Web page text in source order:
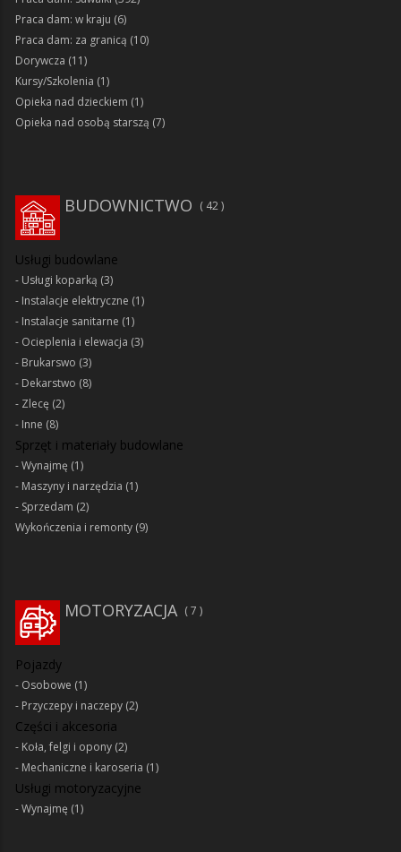
Praca dam: w kraju (6)
Praca dam: za granicą (10)
Dorywcza (11)
Kursy/Szkolenia (1)
Opieka nad dzieckiem (1)
Opieka nad osobą starszą (7)
BUDOWNICTWO 42
Usługi budowlane
Usługi koparką (3)
Instalacje elektryczne (1)
Instalacje sanitarne (1)
Ocieplenia i elewacja (3)
Brukarswo (3)
Dekarstwo (8)
Zlecę (2)
Inne (8)
Sprzęt i materiały budowlane
Wynajmę (1)
Maszyny i narzędzia (1)
Sprzedam (2)
Wykończenia i remonty (9)
MOTORYZACJA 7
Pojazdy
Osobowe (1)
Przyczepy i naczepy (2)
Części i akcesoria
Koła, felgi i opony (2)
Mechaniczne i karoseria (1)
Usługi motoryzacyjne
Wynajmę (1)